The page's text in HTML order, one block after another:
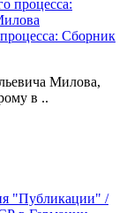
Сборник
Милова,
в ..